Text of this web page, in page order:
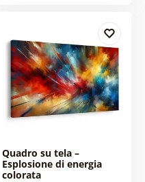
Quadro su tela –
Esplosione di energia
colorata